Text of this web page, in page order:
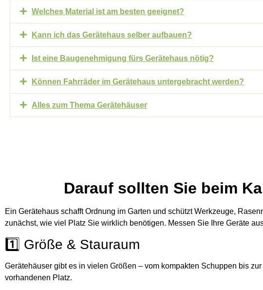
Welches Material ist am besten geeignet?
Kann ich das Gerätehaus selber aufbauen?
Ist eine Baugenehmigung fürs Gerätehaus nötig?
Können Fahrräder im Gerätehaus untergebracht werden?
Alles zum Thema Gerätehäuser
Darauf sollten Sie beim
Ein Gerätehaus schafft Ordnung im Garten und schützt Werkzeuge,
zunächst, wie viel Platz Sie wirklich benötigen. Messen Sie Ihre Geräte
1️⃣ Größe & Stauraum
Gerätehäuser gibt es in vielen Größen – vom kompakten Schuppen bis
vorhandenen Platz.